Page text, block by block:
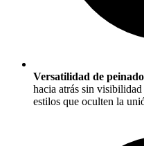
Versatilidad de peinado
hacia atrás sin
estilos que oculten la